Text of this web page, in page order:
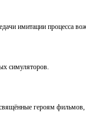
имитации процесса
симуляторов.
героям фильмов,